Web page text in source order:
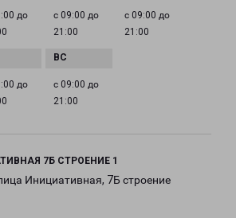
до
с 09:00 до
21:00
с 09:00 до
21:00
до
с 09:00 до
21:00
7Б СТРОЕНИЕ 1
Инициативная, 7Б строение